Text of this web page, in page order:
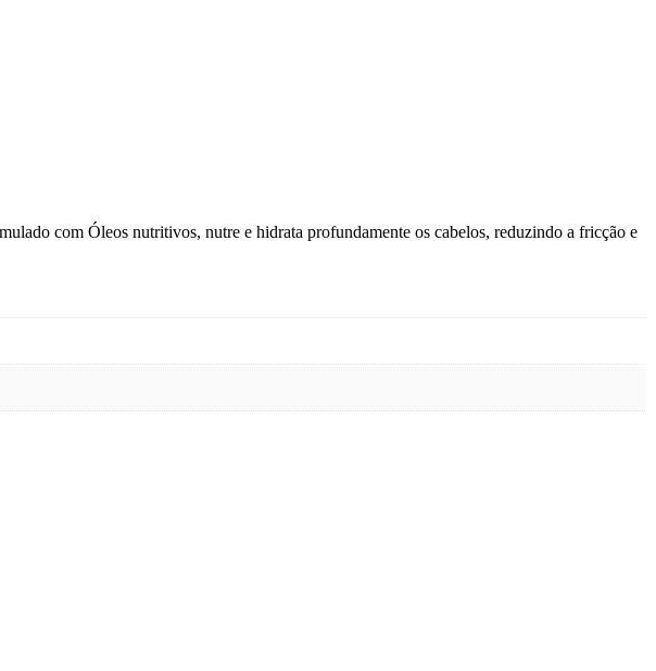
com Óleos nutritivos, nutre e hidrata profundamente os cabelos, reduzindo a fricção e